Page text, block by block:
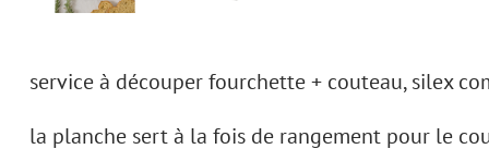
service à découper fourchette + couteau, silex
la planche sert à la fois de rangement pour le